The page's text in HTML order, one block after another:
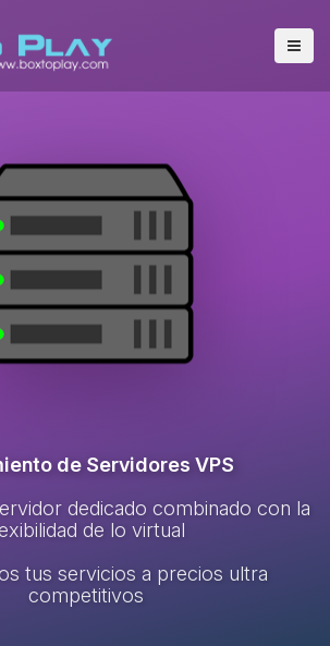
de Servidores VPS
dedicado combinado con la
de lo virtual
tus servicios a precios ultra
competitivos